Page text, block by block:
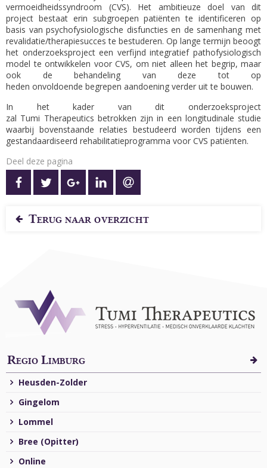
vermoeidheidssyndroom (CVS). Het ambitieuze doel van dit
project bestaat erin subgroepen patiënten te identificeren op
basis van psychofysiologische disfunctiesen de samenhang met
revalidatie/therapiesucces te bestuderen. Op lange termijn beoogt
het onderzoeksproject een verfijnd integratief pathofysiologisch
model te ontwikkelen voor CVS, om niet alleen het begrip, maar
ook de behandeling van deze tot op
heden onvoldoende begrepen aandoening verder uit te bouwen.
In het kader van dit onderzoeksproject
zal Tumi Therapeutics betrokken zijn in een longitudinale studie
waarbij bovenstaande relaties bestudeerd worden tijdens een
gestandaardiseerd rehabilitatieprogramma voor CVS patiënten.
Deel deze pagina
OP FACEBOOKOP TWITTEROP GOOGLE+OP LINKEDIN
Terug naar overzicht
Regio Limburg
Heusden-Zolder
Gingelom
Lommel
Bree (Opitter)
Online